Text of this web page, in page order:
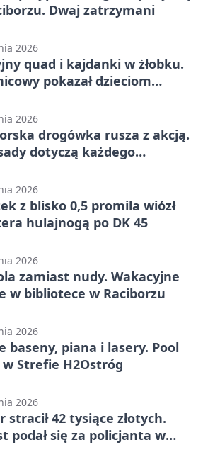
Dwaj zatrzymani
2026
quad i kajdanki w żłobku.
pokazał dzieciom
2026
drogówka rusza z akcją.
dotyczą każdego
2026
z blisko 0,5 promila wiózł
hulajnogą po DK 45
2026
zamiast nudy. Wakacyjne
w bibliotece w Raciborzu
2026
baseny, piana i lasery. Pool
Strefie H2Ostróg
2026
stracił 42 tysiące złotych.
podał się za policjanta w